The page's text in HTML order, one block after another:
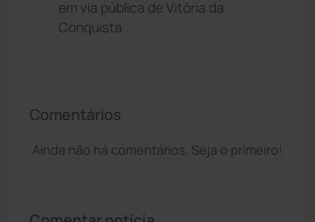
em via pública de Vitória da
Conquista
Comentários
Ainda não há comentários. Seja o primeiro!